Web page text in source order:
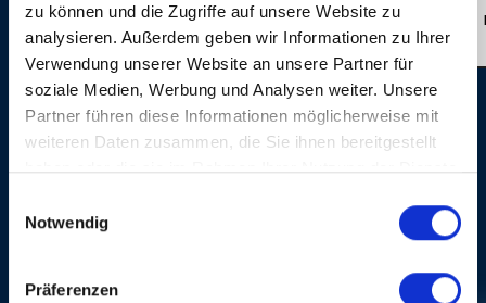
zu können und die Zugriffe auf unsere Website zu
analysieren. Außerdem geben wir Informationen zu Ihrer
Verwendung unserer Website an unsere Partner für
soziale Medien, Werbung und Analysen weiter. Unsere
Partner führen diese Informationen möglicherweise mit
weiteren Daten zusammen, die Sie ihnen bereitgestellt
haben oder die sie im Rahmen Ihrer Nutzung der Dienste
Notwendig
Präferenzen
2025